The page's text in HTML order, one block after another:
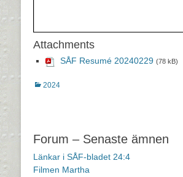
Attachments
SÅF Resumé 20240229 (78 kB)
Kategorier
2024
Forum – Senaste ämnen
Länkar i SÅF-bladet 24:4
Filmen Martha